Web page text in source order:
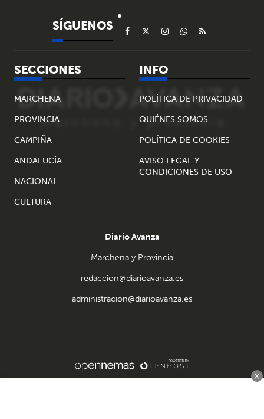
SÍGUENOS
SECCIONES
MARCHENA
PROVINCIA
CAMPIÑA
ANDALUCÍA
NACIONAL
CULTURA
INFO
POLÍTICA DE PRIVACIDAD
QUIÉNES SOMOS
POLÍTICA DE COOKIES
AVISO LEGAL Y
CONDICIONES DE USO
Diario Avanza
Marchena y Provincia
redaccion@diarioavanza.es
administracion@diarioavanza.es
×